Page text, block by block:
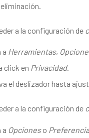
a la configuración de
a Herramientas,
click en Privacidad.
el deslizador hasta
a la configuración de
a Opcioneso